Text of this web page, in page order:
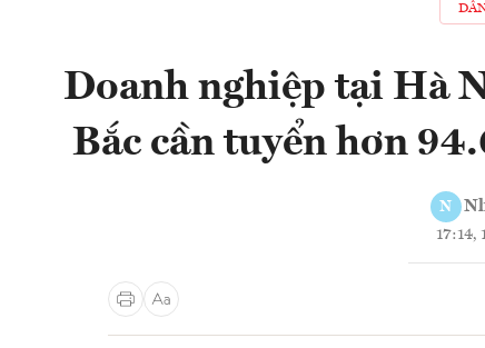
Doanh nghiệp tại Hà
Bắc cần tuyển hơn
N
17:14,